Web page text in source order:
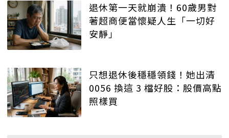
退休第一天就崩潰！60歲男對
著超商便當懷疑人生「一切好
安靜」
只想退休後穩穩領錢！她出清
0056 換這 3 檔好股：股價高點
照樣買